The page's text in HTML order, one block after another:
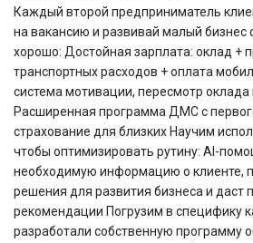
Каждый второй предприниматель
на вакансию и развивай малый бизнес
хорошо: Достойная зарплата: оклад +
транспортных расходов + оплата
система мотивации, пересмотр оклада
Расширенная программа ДМС с
страхование для близких Научим
чтобы оптимизировать рутину: AI-
необходимую информацию о клиенте,
решения для развития бизнеса и даст
рекомендации Погрузим в специфику
разработали собственную программу